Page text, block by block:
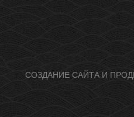
СОЗДАНИЕ САЙТА И